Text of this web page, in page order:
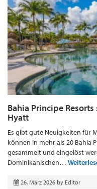
Bahia Principe
Hyatt
Es gibt gute Neuigkeiten für
können in mehr als 20 Bahia
gesammelt und eingelöst
Dominikanischen…
26. März 2026 by Editor